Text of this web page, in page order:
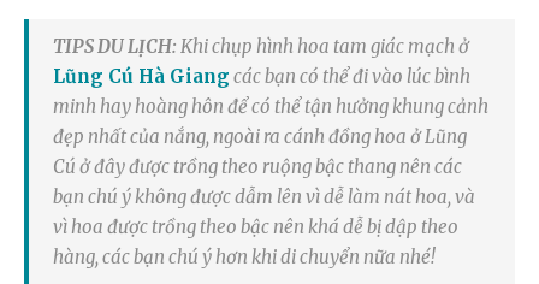
TIPS DU LỊCH: Khi chụp hình hoa tam giác mạch ở
Lũng Cú Hà Giang các bạn có thể đi vào lúc bình
minh hay hoàng hôn để có thể tận hưởng khung cảnh
đẹp nhất của nắng, ngoài ra cánh đồng hoa ở Lũng
Cú ở đây được trồng theo ruộng bậc thang nên các
bạn chú ý không được dẫm lên vì dễ làm nát hoa, và
vì hoa được trồng theo bậc nên khá dễ bị dập theo
hàng, các bạn chú ý hơn khi di chuyển nữa nhé!